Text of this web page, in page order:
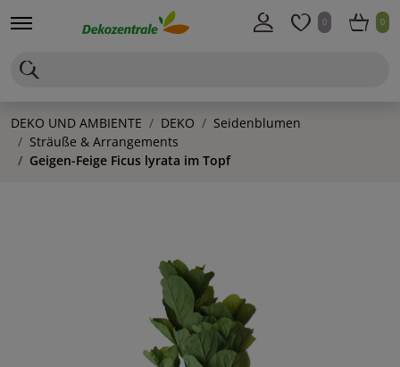
0 0
DEKO UND AMBIENTE DEKO
Seidenblumen
Sträuße & Arrangements
Geigen-Feige Ficus lyrata im Topf